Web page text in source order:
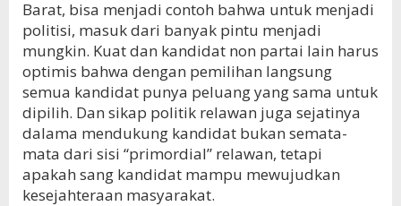
Barat, bisa menjadi contoh bahwa untuk menjadi
politisi, masuk dari banyak pintu menjadi
mungkin. Kuat dan kandidat non partai lain harus
optimis bahwa dengan pemilihan langsung
semua kandidat punya peluang yang sama untuk
dipilih. Dan sikap politik relawan juga sejatinya
dalama mendukung kandidat bukan semata-
mata dari sisi “primordial” relawan, tetapi
apakah sang kandidat mampu mewujudkan
kesejahteraan masyarakat.